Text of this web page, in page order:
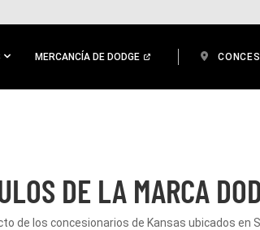
MERCANCÍA DE DODGE
DE LA MARCA
de los concesionarios de Kansas ubicados en